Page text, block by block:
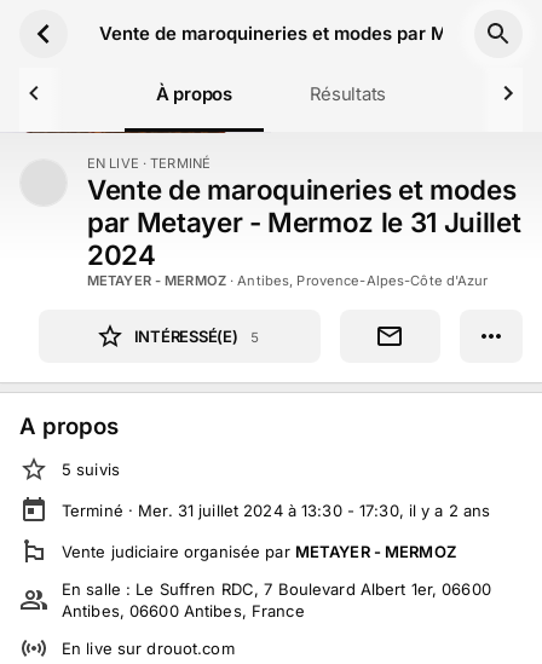
Vente de maroquineries et modes par Metayer -
À propos Résultats
EN LIVE · TERMINÉ
Vente de maroquineries et modes
par Metayer - Mermoz le 31 Juillet
2024
METAYER - MERMOZ·Antibes, Provence-Alpes-Côte d'Azur
INTÉRESSÉ(E) 5
A propos
5 suivis
Terminé · Mer. 31 juillet 2024 à 13:30 - 17:30, il y a 2 ans
Vente judiciaire organisée par METAYER - MERMOZ
En salle : Le Suffren RDC, 7 Boulevard Albert 1er, 06600
Antibes, 06600 Antibes, France
En live surdrouot.com